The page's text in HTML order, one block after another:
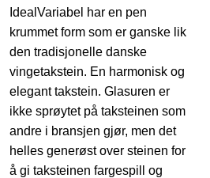
IdealVariabel har en pen
krummet form som er ganske lik
den tradisjonelle danske
vingetakstein. En harmonisk og
elegant takstein. Glasuren er
ikke sprøytet på taksteinen som
andre i bransjen gjør, men det
helles generøst over steinen for
å gi taksteinen fargespill og